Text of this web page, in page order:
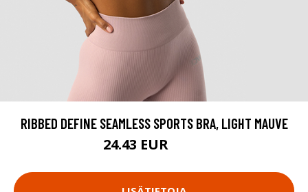
RIBBED DEFINE SEAMLESS SPORTS BRA, LIGHT MAUVE
24.43 EUR